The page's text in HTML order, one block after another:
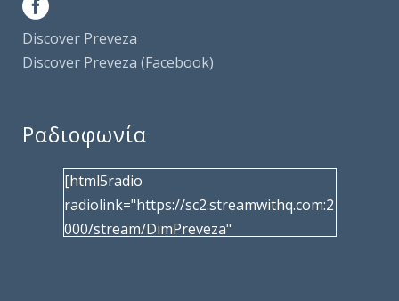
Discover Preveza
Discover Preveza (Facebook)
Ραδιοφωνία
[html5radio
radiolink="https://sc2.streamwithq.com:2
000/stream/DimPreveza"